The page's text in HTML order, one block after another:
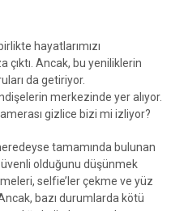
hayatlarımızı
çıktı. Ancak, bu yeniliklerin
da getiriyor.
merkezinde yer alıyor.
gizlice bizi mi izliyor?
tamamında bulunan
olduğunu düşünmek
selfie’ler çekme ve yüz
bazı durumlarda kötü